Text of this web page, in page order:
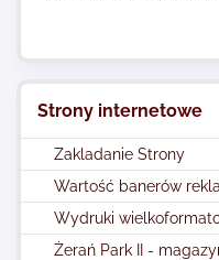
Strony internetowe
Zakladanie Strony
Wartość banerów
Wydruki
Żerań Park II -